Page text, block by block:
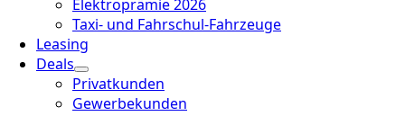
Elektroprämie 2026
Taxi- und Fahrschul-Fahrzeuge
Leasing
Deals
Privatkunden
Gewerbekunden